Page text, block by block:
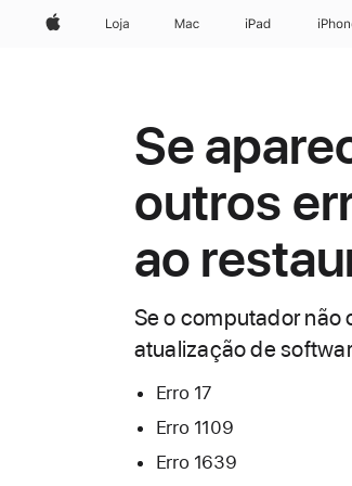
AppleLoja Mac iPad
Se
outros
ao
Se o computador não
atualização de
Erro 17
Erro 1109
Erro 1639